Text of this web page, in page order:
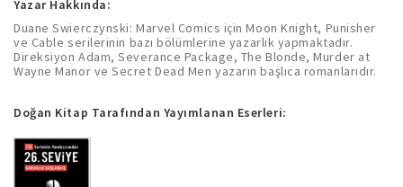
Yazar Hakkında:
Duane Swierczynski: Marvel Comics için Moon Knight, Punisher
ve Cable serilerinin bazı bölümlerine yazarlık yapmaktadır.
Direksiyon Adam, Severance Package, The Blonde, Murder at
Wayne Manor ve Secret Dead Men yazarın başlıca romanlarıdır.
Doğan Kitap Tarafından Yayımlanan Eserleri: